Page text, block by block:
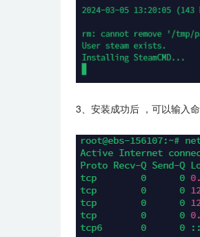
3、安装成功后 ，可以输入